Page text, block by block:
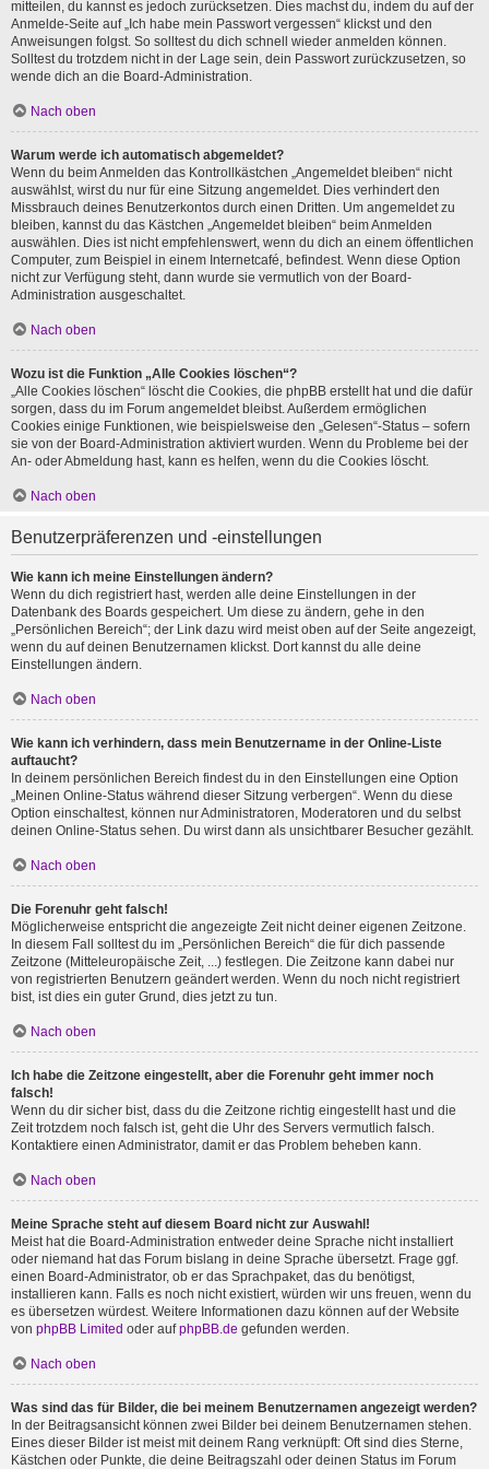
mitteilen, du kannst es jedoch zurücksetzen. Dies machst du, indem du auf der
Anmelde-Seite auf „Ich habe mein Passwort vergessen“ klickst und den
Anweisungen folgst. So solltest du dich schnell wieder anmelden können.
Solltest du trotzdem nicht in der Lage sein, dein Passwort zurückzusetzen, so
wende dich an die Board-Administration.
Nach oben
Warum werde ich automatisch abgemeldet?
Wenn du beim Anmelden das Kontrollkästchen „Angemeldet bleiben“ nicht
auswählst, wirst du nur für eine Sitzung angemeldet. Dies verhindert den
Missbrauch deines Benutzerkontos durch einen Dritten. Um angemeldet zu
bleiben, kannst du das Kästchen „Angemeldet bleiben“ beim Anmelden
auswählen. Dies ist nicht empfehlenswert, wenn du dich an einem öffentlichen
Computer, zum Beispiel in einem Internetcafé, befindest. Wenn diese Option
nicht zur Verfügung steht, dann wurde sie vermutlich von der Board-
Administration ausgeschaltet.
Nach oben
Wozu ist die Funktion „Alle Cookies löschen“?
„Alle Cookies löschen“ löscht die Cookies, die phpBB erstellt hat und die dafür
sorgen, dass du im Forum angemeldet bleibst. Außerdem ermöglichen
Cookies einige Funktionen, wie beispielsweise den „Gelesen“-Status – sofern
sie von der Board-Administration aktiviert wurden. Wenn du Probleme bei der
An- oder Abmeldung hast, kann es helfen, wenn du die Cookies löscht.
Nach oben
Benutzerpräferenzen und -einstellungen
Wie kann ich meine Einstellungen ändern?
Wenn du dich registriert hast, werden alle deine Einstellungen in der
Datenbank des Boards gespeichert. Um diese zu ändern, gehe in den
„Persönlichen Bereich“; der Link dazu wird meist oben auf der Seite angezeigt,
wenn du auf deinen Benutzernamen klickst. Dort kannst du alle deine
Einstellungen ändern.
Nach oben
Wie kann ich verhindern, dass mein Benutzername in der Online-Liste
auftaucht?
In deinem persönlichen Bereich findest du in den Einstellungen eine Option
„Meinen Online-Status während dieser Sitzung verbergen“. Wenn du diese
Option einschaltest, können nur Administratoren, Moderatoren und du selbst
deinen Online-Status sehen. Du wirst dann als unsichtbarer Besucher gezählt.
Nach oben
Die Forenuhr geht falsch!
Möglicherweise entspricht die angezeigte Zeit nicht deiner eigenen Zeitzone.
In diesem Fall solltest du im „Persönlichen Bereich“ die für dich passende
Zeitzone (Mitteleuropäische Zeit, ...) festlegen. Die Zeitzone kann dabei nur
von registrierten Benutzern geändert werden. Wenn du noch nicht registriert
bist, ist dies ein guter Grund, dies jetzt zu tun.
Nach oben
Ich habe die Zeitzone eingestellt, aber die Forenuhr geht immer noch
falsch!
Wenn du dir sicher bist, dass du die Zeitzone richtig eingestellt hast und die
Zeit trotzdem noch falsch ist, geht die Uhr des Servers vermutlich falsch.
Kontaktiere einen Administrator, damit er das Problem beheben kann.
Nach oben
Meine Sprache steht auf diesem Board nicht zur Auswahl!
Meist hat die Board-Administration entweder deine Sprache nicht installiert
oder niemand hat das Forum bislang in deine Sprache übersetzt. Frage ggf.
einen Board-Administrator, ob er das Sprachpaket, das du benötigst,
installieren kann. Falls es noch nicht existiert, würden wir uns freuen, wenn du
es übersetzen würdest. Weitere Informationen dazu können auf der Website
von phpBB Limited oder aufphpBB.de gefunden werden.
Nach oben
Was sind das für Bilder, die bei meinem Benutzernamen angezeigt werden?
In der Beitragsansicht können zwei Bilder bei deinem Benutzernamen stehen.
Eines dieser Bilder ist meist mit deinem Rang verknüpft: Oft sind dies Sterne,
Kästchen oder Punkte, die deine Beitragszahl oder deinen Status im Forum